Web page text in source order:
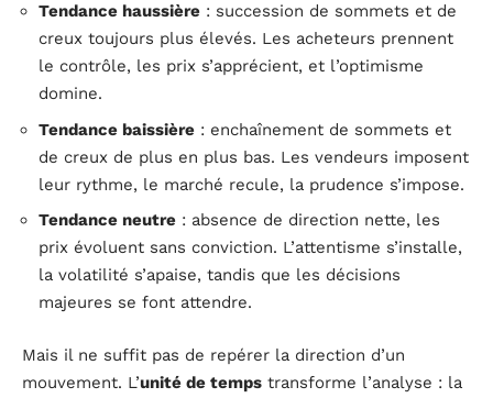
Tendance haussière : succession de sommets et de
creux toujours plus élevés. Les acheteurs prennent
le contrôle, les prix s’apprécient, et l’optimisme
domine.
Tendance baissière : enchaînement de sommets et
de creux de plus en plus bas. Les vendeurs imposent
leur rythme, le marché recule, la prudence s’impose.
Tendance neutre : absence de direction nette, les
prix évoluent sans conviction. L’attentisme s’installe,
la volatilité s’apaise, tandis que les décisions
majeures se font attendre.
Mais il ne suffit pas de repérer la direction d’un
mouvement. L’unité de temps transforme l’analyse : la